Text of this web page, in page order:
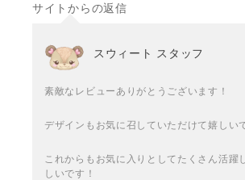
サイトからの返信
スウィート スタッフ
素敵なレビューありがとうございます！
デザインもお気に召していただけて嬉しい
これからもお気に入りとしてたくさん活躍
しいです！